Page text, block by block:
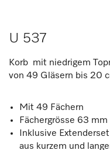
U 537
Korb mit niedrigem
von 49 Gläsern bis 20
Mit 49 Fächern
Fächergrösse 63
Inklusive
aus kurzem und